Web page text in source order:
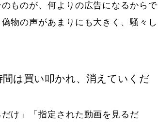
ものが、何よりの広告になるからで
物の声があまりにも大きく、騒々し
間は買い叩かれ、消えていくだ
け」「指定された動画を見るだ